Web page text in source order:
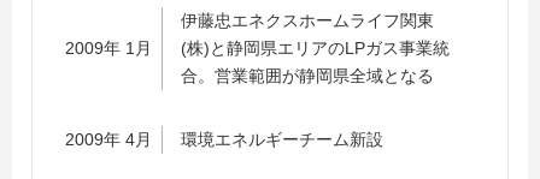
2009年 1月
伊藤忠エネクスホームライフ関東
(株)と静岡県エリアのLPガス事業統
合。営業範囲が静岡県全域となる
2009年 4月 環境エネルギーチーム新設